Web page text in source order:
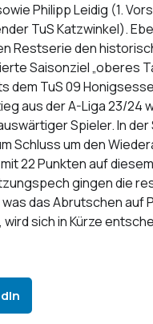
Philipp Leidig (1.
TuS Katzwinkel).
Restserie den
Saisonziel „oberes
dem TuS 09
aus der A-Liga 23/
Spieler. In der
Schluss um den
22 Punkten auf
gingen die
das Abrutschen auf
sich in Kürze